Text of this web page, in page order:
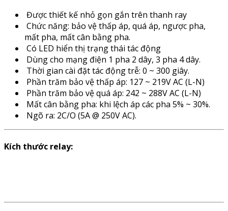
Được thiết kế nhỏ gọn gắn trên thanh ray
Chức năng: bảo vệ thấp áp, quá áp, ngược pha,
mất pha, mất cân bằng pha.
Có LED hiển thị trạng thái tác động
Dùng cho mạng điện 1 pha 2 dây, 3 pha 4 dây.
Thời gian cài đặt tác động trễ: 0 ~ 300 giây.
Phần trăm bảo vệ thấp áp: 127 ~ 219V AC (L-N)
Phần trăm bảo vệ quá áp: 242 ~ 288V AC (L-N)
Mất cân bằng pha: khi lệch áp các pha 5% ~ 30%.
Ngõ ra: 2C/O (5A @ 250V AC).
Kích thước relay: